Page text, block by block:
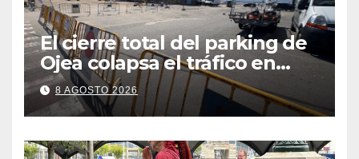
El cierre total del parking de
Ojea colapsa el tráfico en
Cangas
8 AGOSTO 2026